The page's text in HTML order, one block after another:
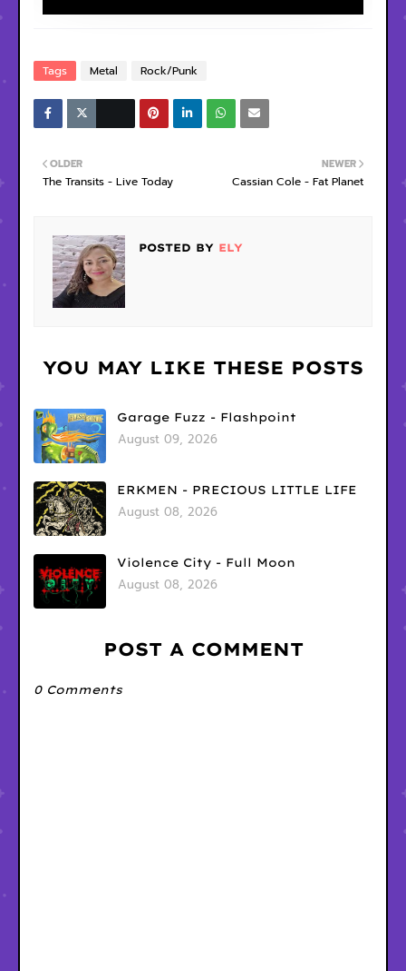
Tags Metal Rock/Punk
NEWER
Cassian Cole - Fat Planet
OLDER
The Transits - Live Today
POSTED BY ELY
YOU MAY LIKE THESE POSTS
Garage Fuzz - Flashpoint
August 09, 2026
ERKMEN - PRECIOUS LITTLE LIFE
August 08, 2026
Violence City - Full Moon
August 08, 2026
POST A COMMENT
0 Comments